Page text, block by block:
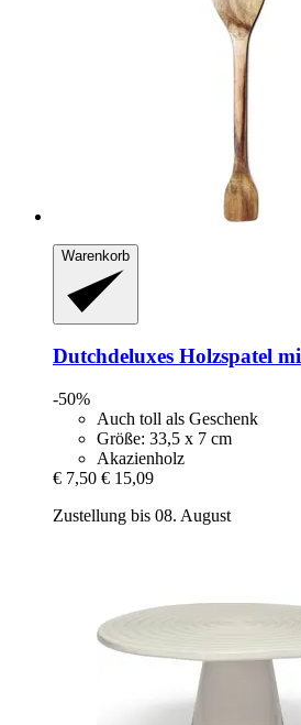
Warenkorb
Dutchdeluxes Holzspatel
-50%
Auch toll als Geschenk
Größe: 33,5 x 7 cm
Akazienholz
€ 7,50 € 15,09
Zustellung bis 08. August